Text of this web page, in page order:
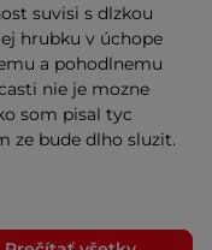
suvisi s dlzkou
hrubku v úchope
a pohodlnemu
nie je mozne
som pisal tyc
ze bude dlho sluzit.